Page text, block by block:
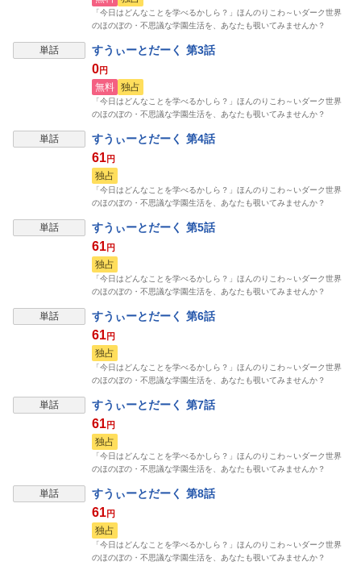
「今日はどんなことを学べるかしら？」ほんのりこわ～いダーク世界
のほのぼの・不思議な学園生活を、あなたも覗いてみませんか？
単話 すうぃーとだーく 第3話
0円
無料 独占
「今日はどんなことを学べるかしら？」ほんのりこわ～いダーク世界
のほのぼの・不思議な学園生活を、あなたも覗いてみませんか？
単話 すうぃーとだーく 第4話
61円
独占
「今日はどんなことを学べるかしら？」ほんのりこわ～いダーク世界
のほのぼの・不思議な学園生活を、あなたも覗いてみませんか？
単話 すうぃーとだーく 第5話
61円
独占
「今日はどんなことを学べるかしら？」ほんのりこわ～いダーク世界
のほのぼの・不思議な学園生活を、あなたも覗いてみませんか？
単話 すうぃーとだーく 第6話
61円
独占
「今日はどんなことを学べるかしら？」ほんのりこわ～いダーク世界
のほのぼの・不思議な学園生活を、あなたも覗いてみませんか？
単話 すうぃーとだーく 第7話
61円
独占
「今日はどんなことを学べるかしら？」ほんのりこわ～いダーク世界
のほのぼの・不思議な学園生活を、あなたも覗いてみませんか？
単話 すうぃーとだーく 第8話
61円
独占
「今日はどんなことを学べるかしら？」ほんのりこわ～いダーク世界
のほのぼの・不思議な学園生活を、あなたも覗いてみませんか？